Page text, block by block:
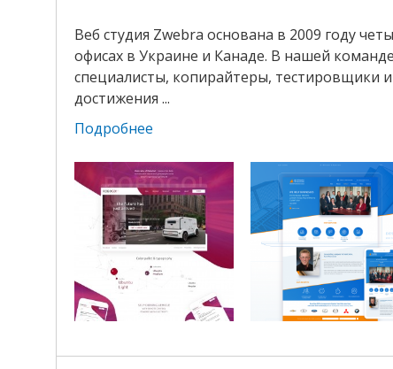
Веб студия Zwebra основана в 2009 году
офисах в Украине и Канаде. В нашей
специалисты, копирайтеры, тестировщики
достижения ...
Подробнее